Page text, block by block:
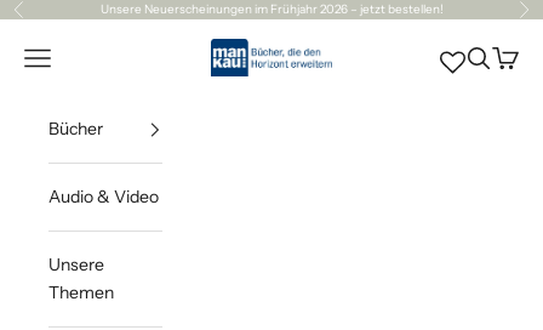
Zum Inhalt springen
Zurück Unsere Neuerscheinungen im Frühjahr 2026 – jetzt bestellen! Vor
Mankau Verlag
Navigationsmenü öffnen Suche
Bücher
Audio & Video
Unsere
Themen